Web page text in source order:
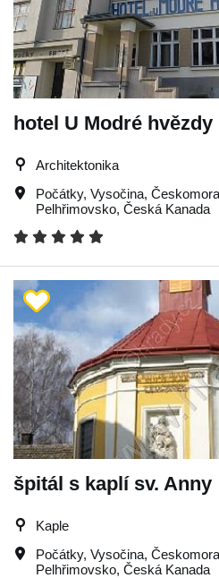
hotel U Modré hvězdy
Architektonika
Počátky, Vysočina,
Pelhřimovsko, Česká Kanada
špitál s kaplí sv. Anny
Kaple
Počátky, Vysočina,
Pelhřimovsko, Česká Kanada